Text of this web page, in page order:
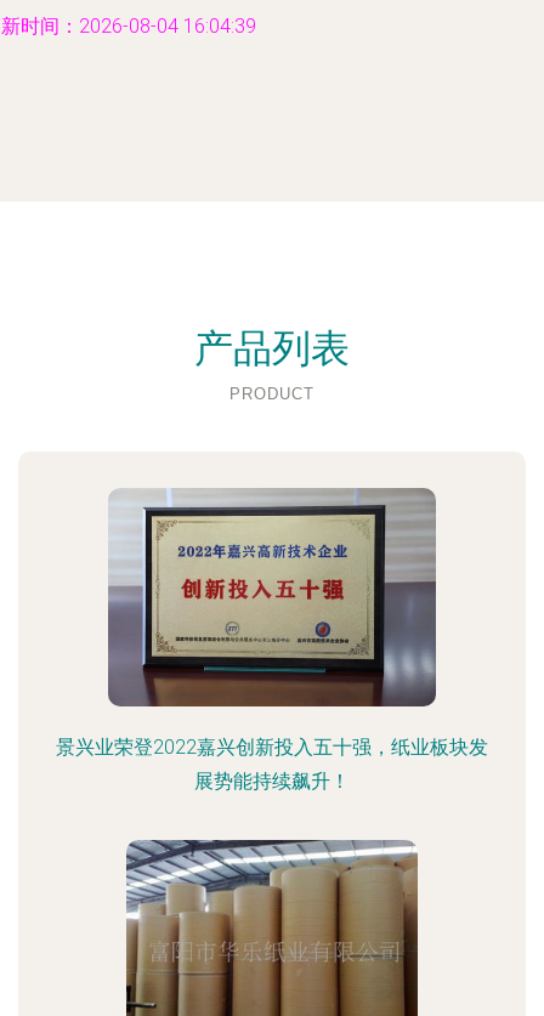
时间：2026-08-04 16:04:39
产品列表
PRODUCT
景兴业荣登2022嘉兴创新投入五十强，纸业板块发
展势能持续飙升！